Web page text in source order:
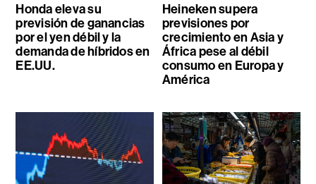
Honda eleva su
previsión de ganancias
por el yen débil y la
demanda de híbridos en
EE.UU.
Heineken supera
previsiones por
crecimiento en Asia y
África pese al débil
consumo en Europa y
América